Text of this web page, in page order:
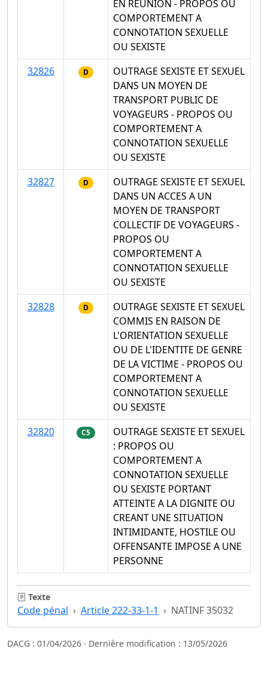
EN REUNION - PROPOS OU
COMPORTEMENT A
CONNOTATION SEXUELLE
OU SEXISTE
32826
D
OUTRAGE SEXISTE ET SEXUEL
DANS UN MOYEN DE
TRANSPORT PUBLIC DE
VOYAGEURS - PROPOS OU
COMPORTEMENT A
CONNOTATION SEXUELLE
OU SEXISTE
32827
D
OUTRAGE SEXISTE ET SEXUEL
DANS UN ACCES A UN
MOYEN DE TRANSPORT
COLLECTIF DE VOYAGEURS -
PROPOS OU
COMPORTEMENT A
CONNOTATION SEXUELLE
OU SEXISTE
32828
D
OUTRAGE SEXISTE ET SEXUEL
COMMIS EN RAISON DE
L'ORIENTATION SEXUELLE
OU DE L'IDENTITE DE GENRE
DE LA VICTIME - PROPOS OU
COMPORTEMENT A
CONNOTATION SEXUELLE
OU SEXISTE
32820
C5
OUTRAGE SEXISTE ET SEXUEL
: PROPOS OU
COMPORTEMENT A
CONNOTATION SEXUELLE
OU SEXISTE PORTANT
ATTEINTE A LA DIGNITE OU
CREANT UNE SITUATION
INTIMIDANTE, HOSTILE OU
OFFENSANTE IMPOSE A UNE
PERSONNE
Texte
Code pénal Article 222-33-1-1 NATINF 35032
DACG : 01/04/2026 · Dernière modification : 13/05/2026